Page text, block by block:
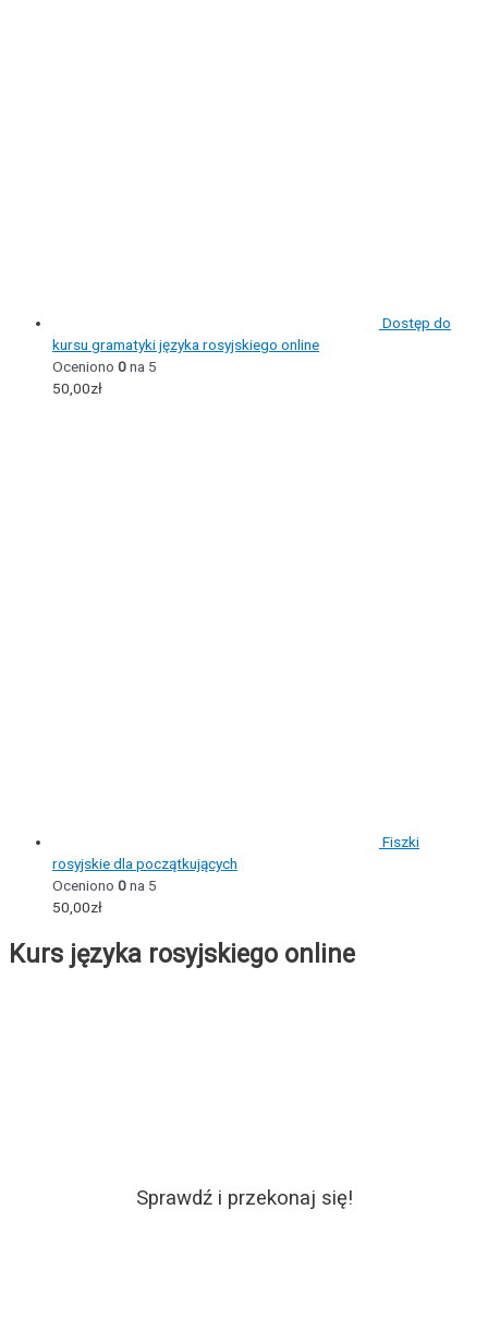
Dostęp do
kursu gramatyki języka rosyjskiego online
Oceniono 0na 5
50,00zł
Fiszki
rosyjskie dla początkujących
Oceniono 0na 5
50,00zł
Kurs języka rosyjskiego online
Sprawdź i przekonaj się!